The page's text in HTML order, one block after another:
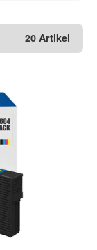
20 Artikel